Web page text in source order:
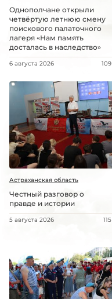
Однополчане открыли
четвёртую летнюю смену
поискового палаточного
лагеря «Нам память
досталась в наследство»
6 августа 2026 109
Астраханская область
Честный разговор о
правде и истории
5 августа 2026 115